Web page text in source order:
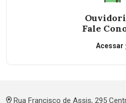
Fale
Acessar
Rua Francisco de Assis, 295